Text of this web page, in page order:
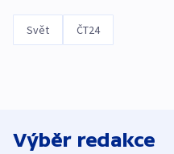
Svět ČT24
Výběr redakce